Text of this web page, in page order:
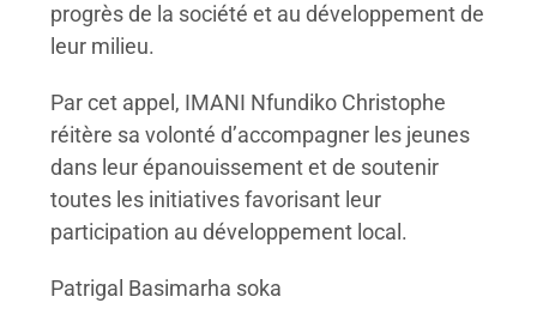
progrès de la société et au développement de
leur milieu.
Par cet appel, IMANI Nfundiko Christophe
réitère sa volonté d’accompagner les jeunes
dans leur épanouissement et de soutenir
toutes les initiatives favorisant leur
participation au développement local.
Patrigal Basimarha soka